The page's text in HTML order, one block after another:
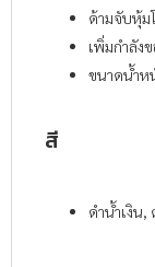
ด้ามจับหุ้ม
เพิ่มกำลัง
ขนาดน้ำห
สี
ดำน้ำเงิน,